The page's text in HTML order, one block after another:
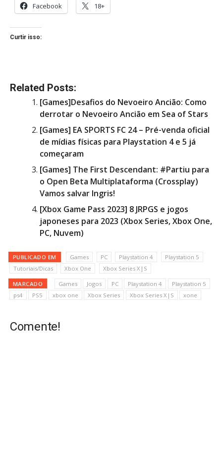
Facebook 18+
Curtir isso:
Related Posts:
[Games]Desafios do Nevoeiro Ancião: Como
derrotar o Nevoeiro Ancião em Sea of Stars
[Games] EA SPORTS FC 24 – Pré-venda oficial
de mídias físicas para Playstation 4 e 5 já
começaram
[Games] The First Descendant: #Partiu para
o Open Beta Multiplataforma (Crossplay)
Vamos salvar Ingris!
[Xbox Game Pass 2023] 8 JRPGS e jogos
japoneses para 2023 (Xbox Series, Xbox One,
PC, Nuvem)
PUBLICADO EM Games PC Playstation 4
Playstation 5
Tutoriais/Dicas
Xbox One Xbox Series X|S
MARCADO Games Jogos PC Playstation 4
Playstation 5
ps4
PS5 xbox one Xbox Series Xbox Series X|S xone
Comente!